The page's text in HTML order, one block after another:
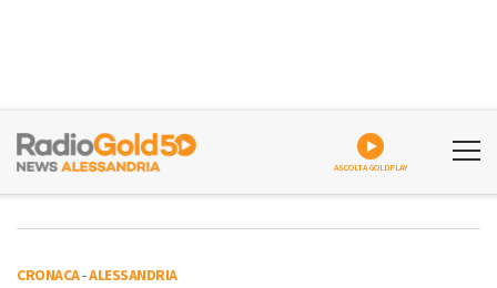
ASCOLTA GOLDPLAY
CRONACA-ALESSANDRIA